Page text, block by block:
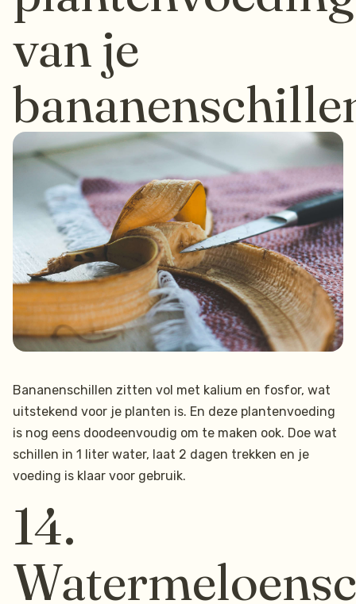
van je
Bananenschillen zitten vol met kalium en fosfor, wat
uitstekend voor je planten is. En deze plantenvoeding
is nog eens doodeenvoudig om te maken ook. Doe wat
schillen in 1 liter water, laat 2 dagen trekken en je
voeding is klaar voor gebruik.
14.